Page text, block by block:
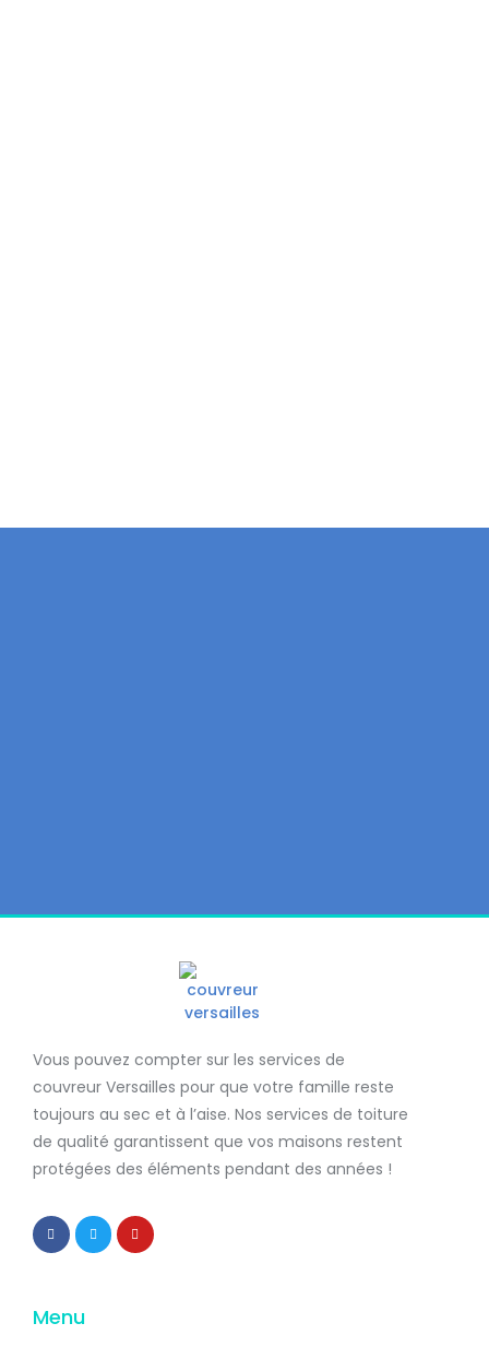
Vous pouvez compter sur les services de
couvreur Versailles pour que votre famille reste
toujours au sec et à l’aise. Nos services de toiture
de qualité garantissent que vos maisons restent
protégées des éléments pendant des années !
Menu